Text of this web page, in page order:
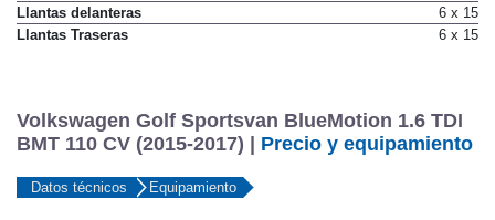
Llantas delanteras
6 x 15
Llantas Traseras
6 x 15
Volkswagen Golf Sportsvan BlueMotion 1.6 TDI
BMT 110 CV (2015-2017) | Precio y equipamiento
Datos técnicos Equipamiento